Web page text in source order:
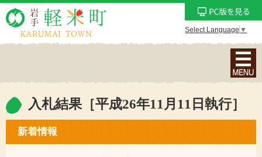
Select Language ▼
ナ
ビ
ー
シ
ョ
ン
入札結果［平成26年11月11日執行］
新着情報